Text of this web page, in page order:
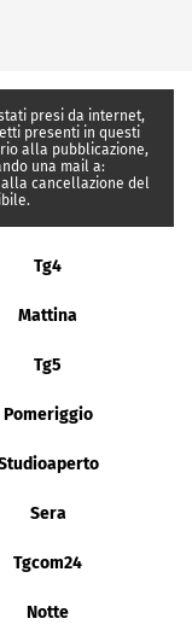
presi da internet,
presenti in questi
alla pubblicazione,
una mail a:
cancellazione del
Tg4
Mattina
Tg5
Pomeriggio
Sera
Tgcom24
Notte